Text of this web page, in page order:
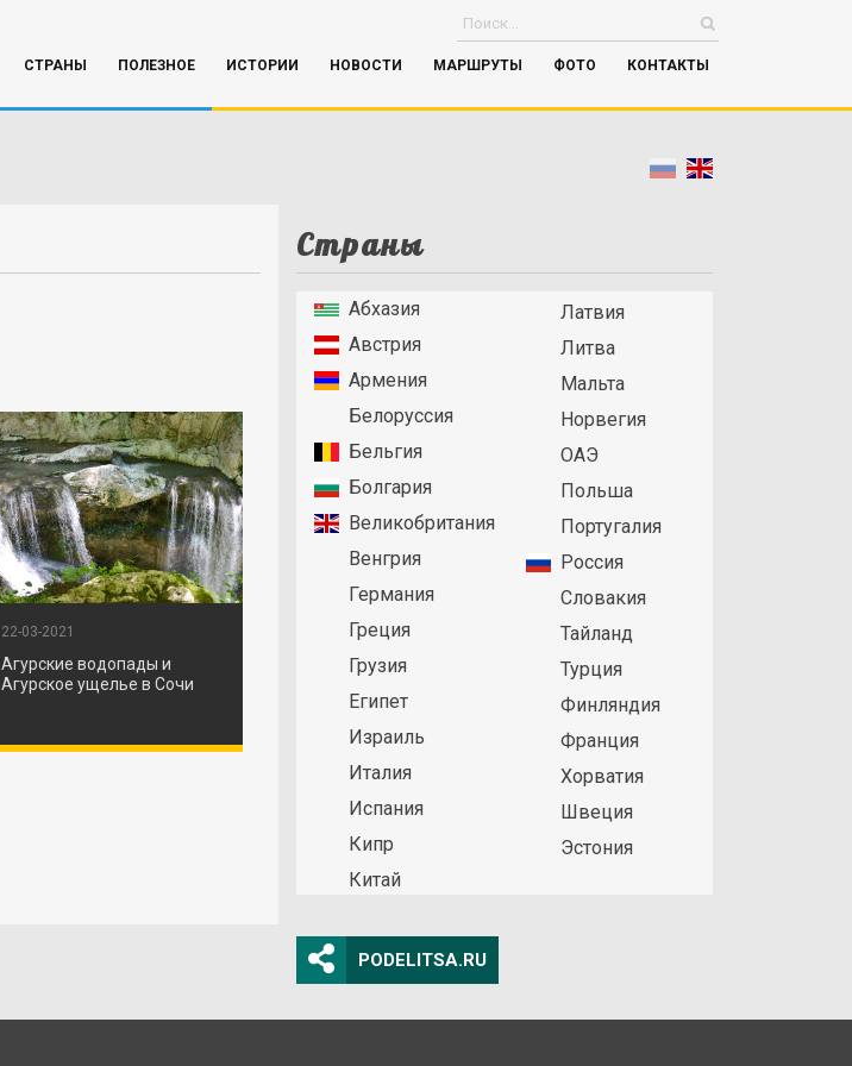
СТРАНЫ ПОЛЕЗНОЕ ИСТОРИИ НОВОСТИ МАРШРУТЫ ФОТО КОНТАКТЫ
22-03-2021
Агурские водопады и
Агурское ущелье в Сочи
Страны
Абхазия
Австрия
Армения
Белоруссия
Бельгия
Болгария
Великобритания
Венгрия
Германия
Греция
Грузия
Египет
Израиль
Италия
Испания
Кипр
Китай
Латвия
Литва
Мальта
Норвегия
ОАЭ
Польша
Португалия
Россия
Словакия
Тайланд
Турция
Финляндия
Франция
Хорватия
Швеция
Эстония
PODELITSA.RU